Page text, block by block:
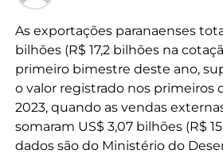
As exportações paranaenses
bilhões (R$ 17,2 bilhões na
primeiro bimestre deste ano,
o valor registrado nos primeiros
2023, quando as vendas
somaram US$ 3,07 bilhões (R$
dados são do Ministério do